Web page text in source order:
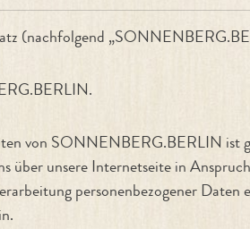
(nachfolgend
von SONNENBERG.BERLIN ist
über unsere Internetseite in
personenbezogener